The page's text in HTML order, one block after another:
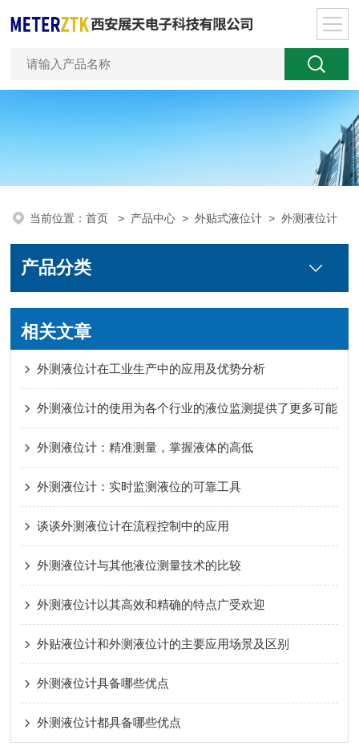
当前位置：首页 > 产品中心 >外贴式液位计 >外测液位计
产品分类
相关文章
外测液位计在工业生产中的应用及优势分析
外测液位计的使用为各个行业的液位监测提供了更多可能
外测液位计：精准测量，掌握液体的高低
外测液位计：实时监测液位的可靠工具
谈谈外测液位计在流程控制中的应用
外测液位计与其他液位测量技术的比较
外测液位计以其高效和精确的特点广受欢迎
外贴液位计和外测液位计的主要应用场景及区别
外测液位计具备哪些优点
外测液位计都具备哪些优点